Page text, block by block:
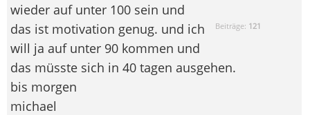
Beiträge: 121
wieder auf unter 100 sein und
das ist motivation genug. und ich
will ja auf unter 90 kommen und
das müsste sich in 40 tagen ausgehen.
bis morgen
michael